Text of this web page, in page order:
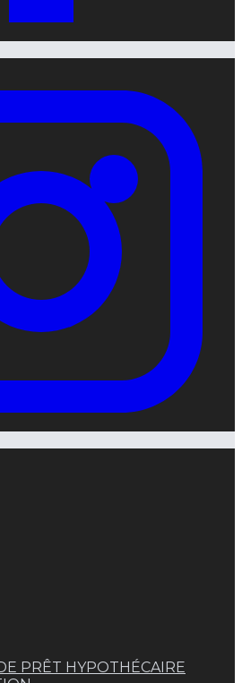
PRÊT HYPOTHÉCAIRE